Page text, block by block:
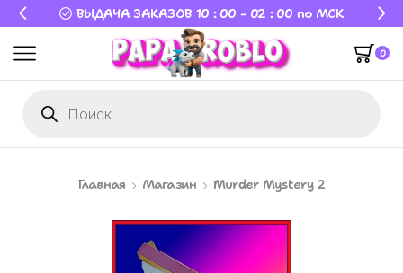
10 : 00 - 02 : 00 по МСК ВЫДАЧА
0
Главная Магазин Murder Mystery 2